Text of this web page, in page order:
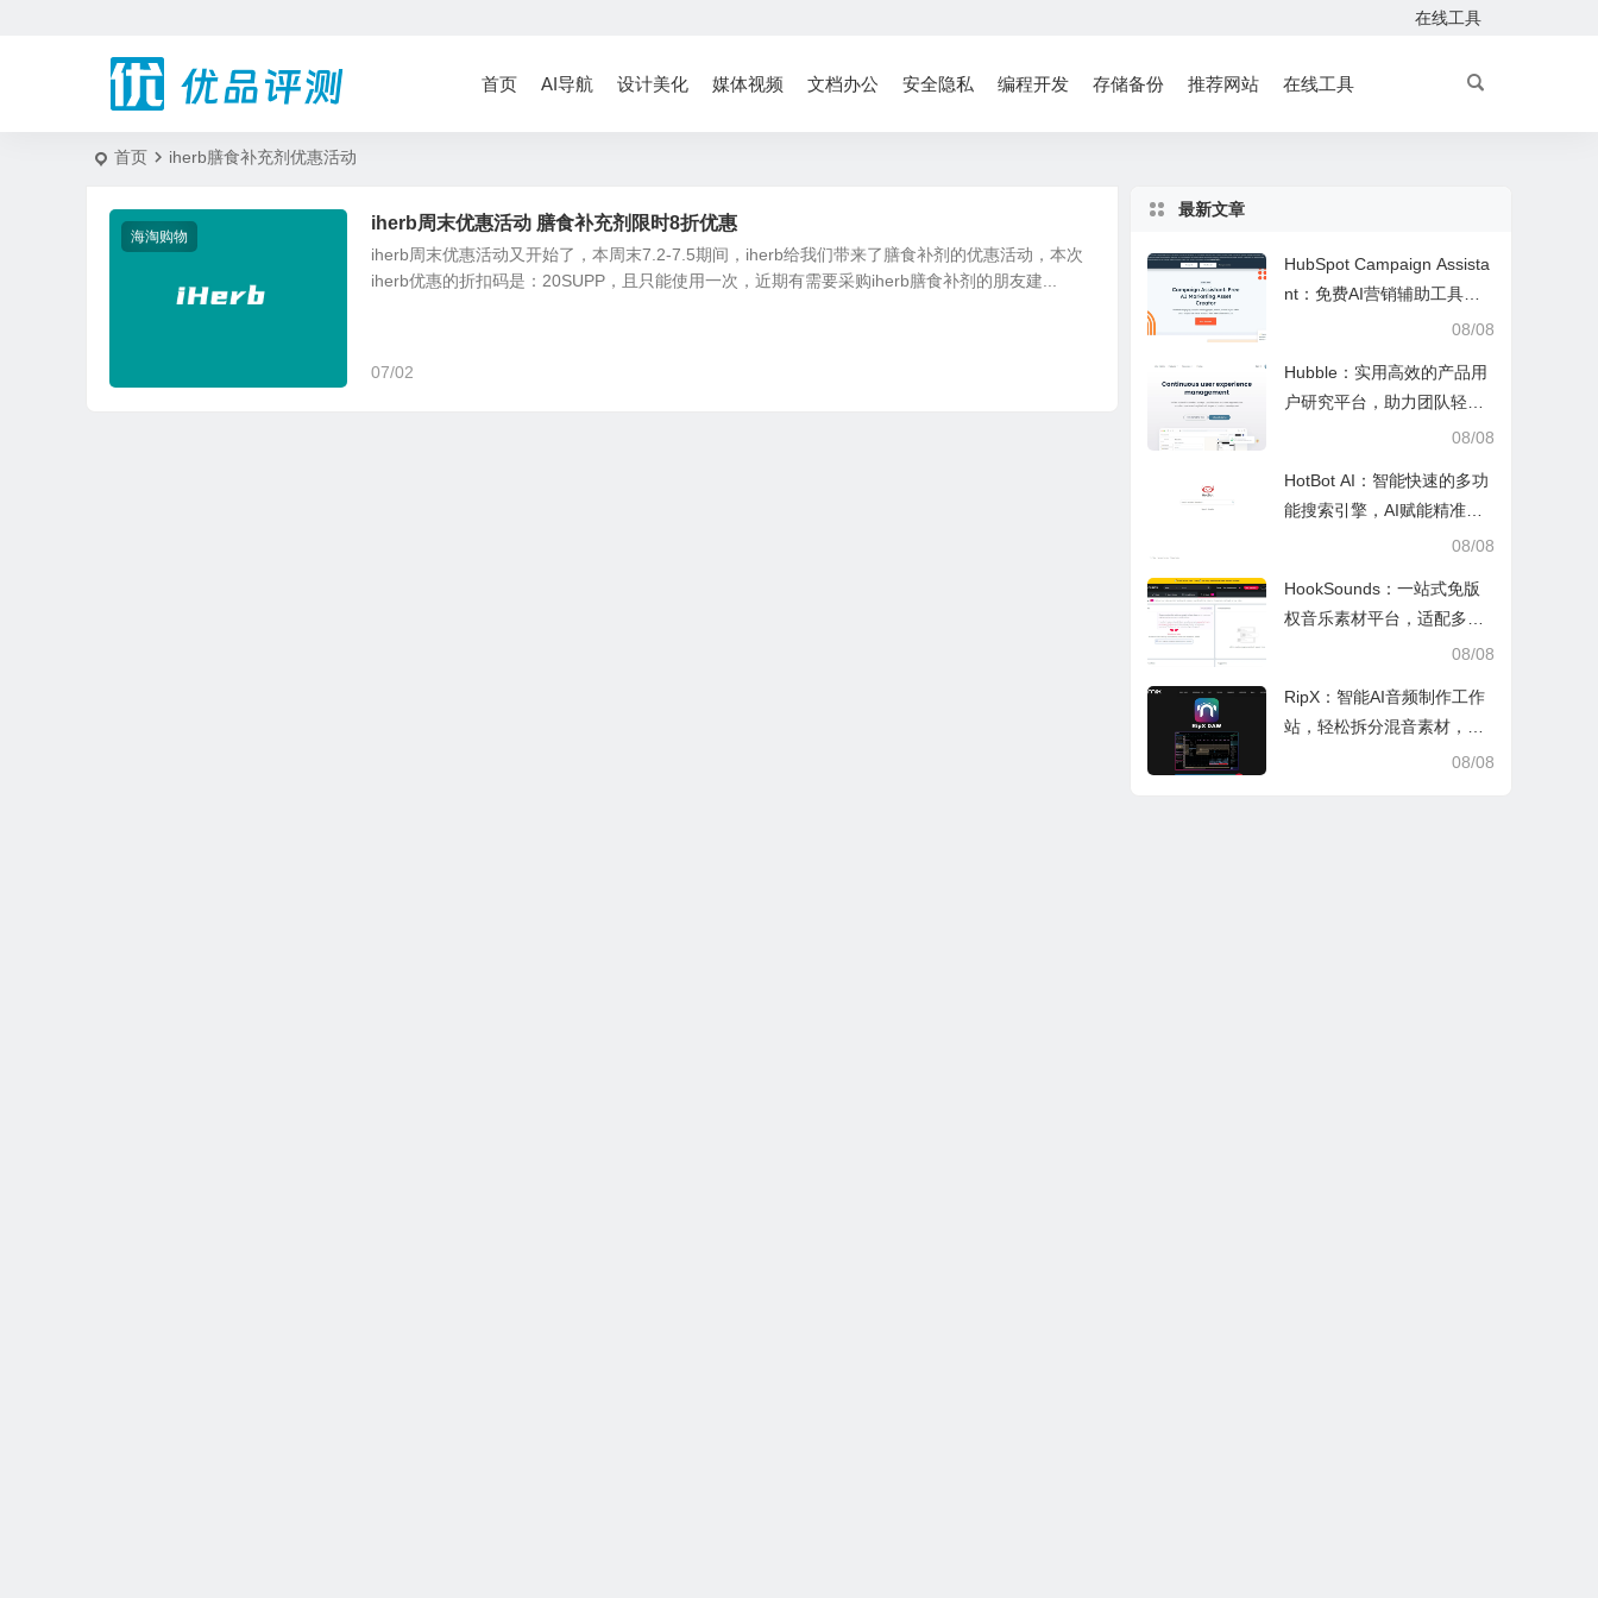
在线工具
首页 AI导航 设计美化 媒体视频 文档办公 安全隐私 编程开发 存储备份 推荐网站 在线工具
首页 iherb膳食补充剂优惠活动
海淘购物
iherb周末优惠活动 膳食补充剂限时8折优惠
iherb周末优惠活动又开始了，本周末7.2-7.5期间，iherb给我们带来了膳食补剂的优惠活动，本次
iherb优惠的折扣码是：20SUPP，且只能使用一次，近期有需要采购iherb膳食补剂的朋友建...
07/02
最新文章
HubSpot Campaign Assista
nt：免费AI营销辅助工具，
快速写文案提效优化营销工
08/08
Hubble：实用高效的产品用
户研究平台，助力团队轻松
08/08
HotBot AI：智能快速的多功
能搜索引擎，AI赋能精准检
08/08
HookSounds：一站式免版
权音乐素材平台，适配多场
08/08
RipX：智能AI音频制作工作
站，轻松拆分混音素材，助
08/08